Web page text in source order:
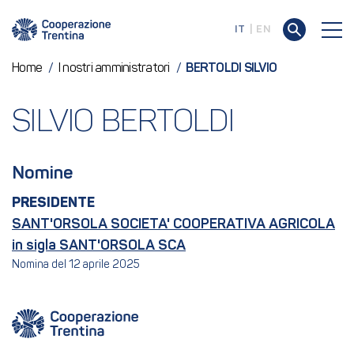
IT EN
Home / I nostri amministratori / BERTOLDI SILVIO
SILVIO BERTOLDI
Nomine
PRESIDENTE
SANT'ORSOLA SOCIETA' COOPERATIVA AGRICOLA
in sigla SANT'ORSOLA SCA
Nomina del 12 aprile 2025